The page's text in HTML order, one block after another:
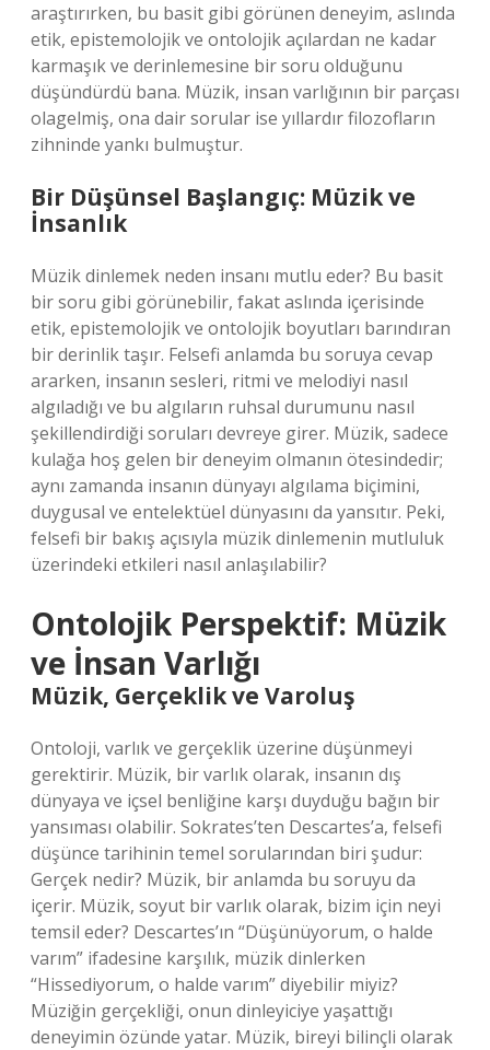
araştırırken, bu basit gibi görünen deneyim, aslında
etik, epistemolojik ve ontolojik açılardan ne kadar
karmaşık ve derinlemesine bir soru olduğunu
düşündürdü bana. Müzik, insan varlığının bir parçası
olagelmiş, ona dair sorular ise yıllardır filozofların
zihninde yankı bulmuştur.
Bir Düşünsel Başlangıç: Müzik ve
İnsanlık
Müzik dinlemek neden insanı mutlu eder? Bu basit
bir soru gibi görünebilir, fakat aslında içerisinde
etik, epistemolojik ve ontolojik boyutları barındıran
bir derinlik taşır. Felsefi anlamda bu soruya cevap
ararken, insanın sesleri, ritmi ve melodiyi nasıl
algıladığı ve bu algıların ruhsal durumunu nasıl
şekillendirdiği soruları devreye girer. Müzik, sadece
kulağa hoş gelen bir deneyim olmanın ötesindedir;
aynı zamanda insanın dünyayı algılama biçimini,
duygusal ve entelektüel dünyasını da yansıtır. Peki,
felsefi bir bakış açısıyla müzik dinlemenin mutluluk
üzerindeki etkileri nasıl anlaşılabilir?
Ontolojik Perspektif: Müzik
ve İnsan Varlığı
Müzik, Gerçeklik ve Varoluş
Ontoloji, varlık ve gerçeklik üzerine düşünmeyi
gerektirir. Müzik, bir varlık olarak, insanın dış
dünyaya ve içsel benliğine karşı duyduğu bağın bir
yansıması olabilir. Sokrates’ten Descartes’a, felsefi
düşünce tarihinin temel sorularından biri şudur:
Gerçek nedir? Müzik, bir anlamda bu soruyu da
içerir. Müzik, soyut bir varlık olarak, bizim için neyi
temsil eder? Descartes’ın “Düşünüyorum, o halde
varım” ifadesine karşılık, müzik dinlerken
“Hissediyorum, o halde varım” diyebilir miyiz?
Müziğin gerçekliği, onun dinleyiciye yaşattığı
deneyimin özünde yatar. Müzik, bireyi bilinçli olarak